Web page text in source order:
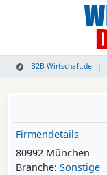
B2B-Wirtschaft.de
Firmendetails
80992 München
Branche: Sonstige